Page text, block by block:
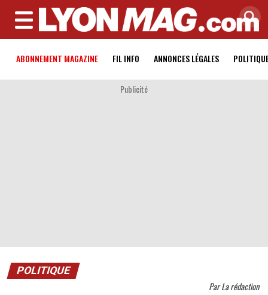
MENU
ABONNEMENT MAGAZINE FIL INFO ANNONCES LÉGALES
Publicité
POLITIQUE
ParLa rédaction